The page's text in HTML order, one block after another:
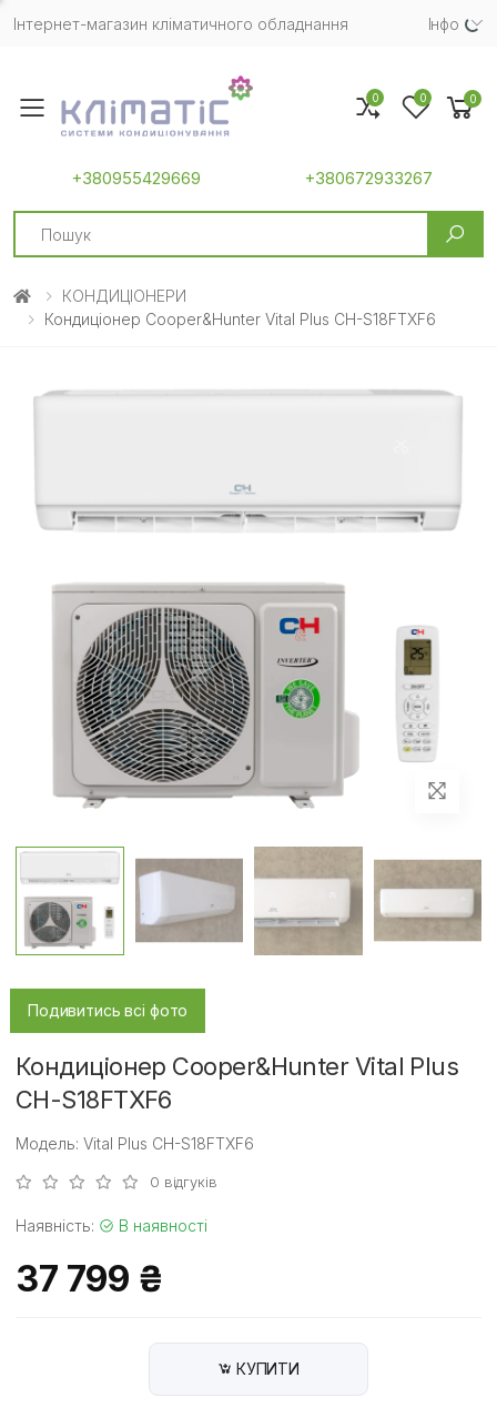
Інтернет-магазин кліматичного обладнання Iнфо
Toggle mobile menu
+380955429669 +380672933267
Search
0 0 0
КОНДИЦІОНЕРИ
Кондиціонер Cooper&Hunter Vital Plus CH-S18FTXF6
Подивитись всі фото
Кондиціонер Cooper&Hunter Vital Plus
CH-S18FTXF6
Модель: Vital Plus CH-S18FTXF6
0 відгуків
Наявність: В наявності
37 799 ₴
КУПИТИ